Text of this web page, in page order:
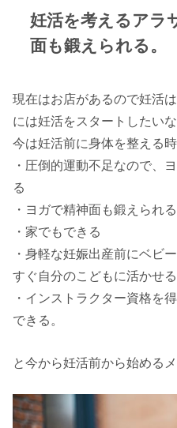
妊活を考えるアラ
面も鍛えられる。
現在はお店があるので妊活
には妊活をスタートしたい
今は妊活前に身体を整える時
・圧倒的運動不足なので、
る
・ヨガで精神面も鍛えられ
・家でもできる
・身軽な妊娠出産前にベビ
すぐ自分のこどもに活かせる
・インストラクター資格を
できる。
と今から妊活前から始める